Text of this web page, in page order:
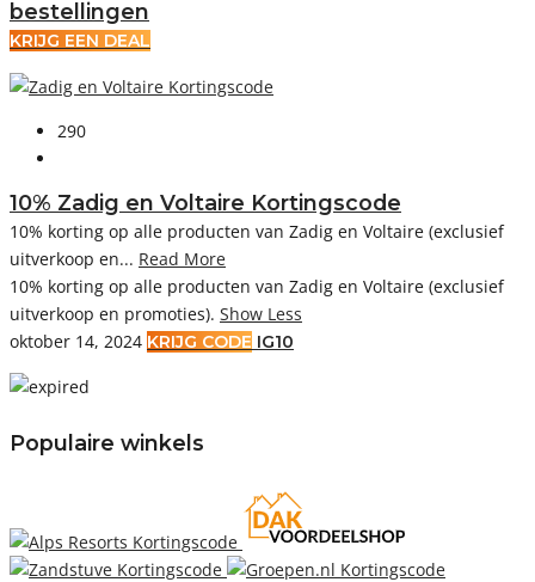
bestellingen
KRIJG EEN DEAL
290
10% Zadig en Voltaire Kortingscode
10% korting op alle producten van Zadig en Voltaire (exclusief
uitverkoop en... Read More
10% korting op alle producten van Zadig en Voltaire (exclusief
uitverkoop en promoties). Show Less
oktober 14, 2024 KRIJG CODE IG10
Populaire winkels